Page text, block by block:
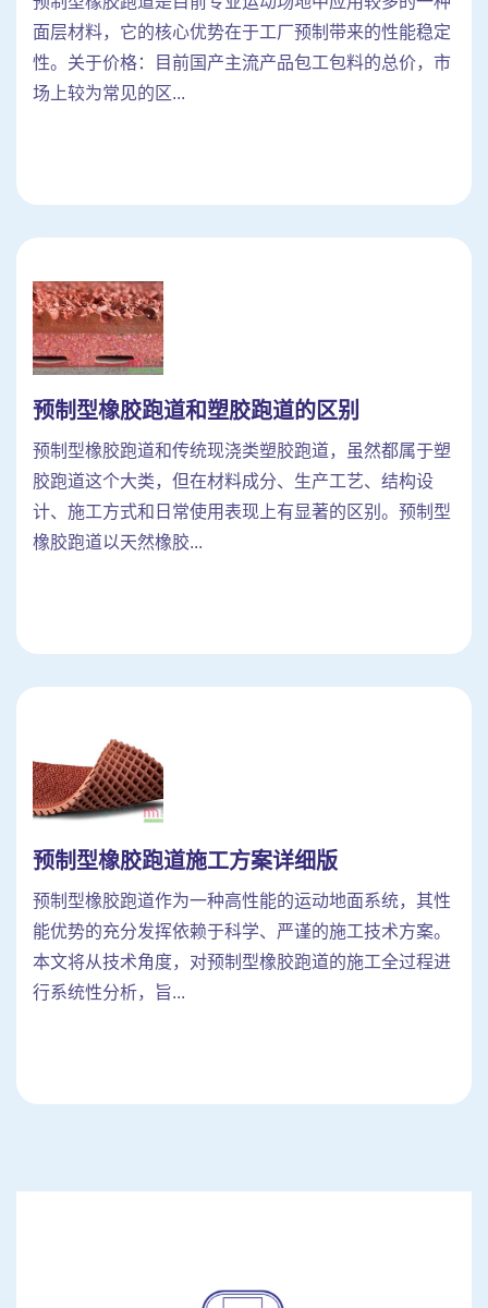
面层材料，它的核心优势在于工厂预制带来的性能稳定
性。关于价格：目前国产主流产品包工包料的总价，市
场上较为常见的区...
预制型橡胶跑道和塑胶跑道的区别
预制型橡胶跑道和传统现浇类塑胶跑道，虽然都属于塑
胶跑道这个大类，但在材料成分、生产工艺、结构设
计、施工方式和日常使用表现上有显著的区别。预制型
橡胶跑道以天然橡胶...
预制型橡胶跑道施工方案详细版
预制型橡胶跑道作为一种高性能的运动地面系统，其性
能优势的充分发挥依赖于科学、严谨的施工技术方案。
本文将从技术角度，对预制型橡胶跑道的施工全过程进
行系统性分析，旨...